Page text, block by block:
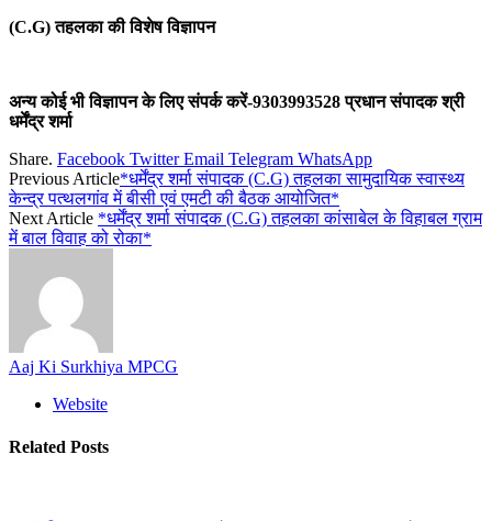
(C.G) तहलका की विशेष विज्ञापन
अन्य कोई भी विज्ञापन के लिए संपर्क करें-9303993528 प्रधान संपादक श्री
धर्मेंद्र शर्मा
Share. Facebook Twitter Email Telegram WhatsApp
Previous Article*धर्मेंद्र शर्मा संपादक (C.G) तहलका सामुदायिक स्वास्थ्य
केन्द्र पत्थलगांव में बीसी एवं एमटी की बैठक आयोजित*
Next Article *धर्मेंद्र शर्मा संपादक (C.G) तहलका कांसाबेल के विहाबल ग्राम
में बाल विवाह को रोका*
Aaj Ki Surkhiya MPCG
Website
Related Posts